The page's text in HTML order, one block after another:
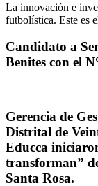
La innovación e
futbolística. Este es
Candidato a
Benites con el
Gerencia de
Distrital de
Educca
transforman”
Santa Rosa.